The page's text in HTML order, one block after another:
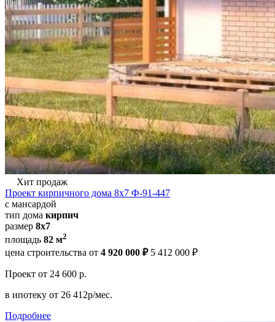
Хит продаж
Проект кирпичного дома 8х7 Ф-91-447
с мансардой
тип дома кирпич
размер 8х7
площадь 82 м2
цена строительства от 4 920 000 ₽ 5 412 000 ₽
Проект от 24 600 р.
в ипотеку от 26 412р/мес.
Подробнее